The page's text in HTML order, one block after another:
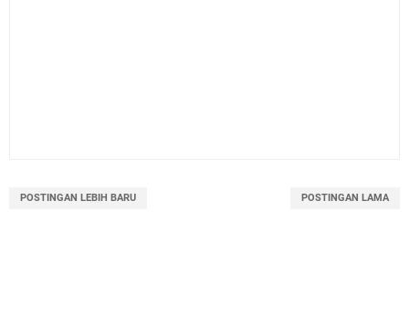
POSTINGAN LEBIH BARU POSTINGAN LAMA